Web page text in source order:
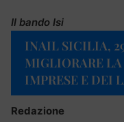
Il bando Isi
INAIL SICILIA,
MIGLIORARE
IMPRESE E DEI
Redazione